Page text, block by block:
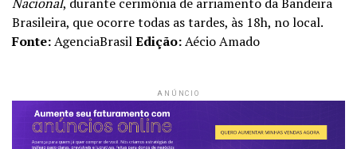
Brasileira, que ocorre todas as tardes, às 18h, no local.
Fonte:AgenciaBrasilEdição:Aécio Amado
ANÚNCIO